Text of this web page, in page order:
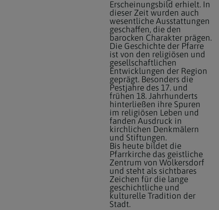
Erscheinungsbild erhielt. In
dieser Zeit wurden auch
wesentliche Ausstattungen
geschaffen, die den
barocken Charakter prägen.
Die Geschichte der Pfarre
ist von den religiösen und
gesellschaftlichen
Entwicklungen der Region
geprägt. Besonders die
Pestjahre des 17. und
frühen 18. Jahrhunderts
hinterließen ihre Spuren
im religiösen Leben und
fanden Ausdruck in
kirchlichen Denkmälern
und Stiftungen.
Bis heute bildet die
Pfarrkirche das geistliche
Zentrum von Wolkersdorf
und steht als sichtbares
Zeichen für die lange
geschichtliche und
kulturelle Tradition der
Stadt.